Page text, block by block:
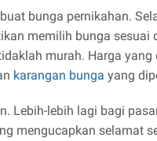
bunga pernikahan.
memilih bunga sesuai
murah. Harga
karangan bunga yang
Lebih-lebih lagi bagi
mengucapkan selamat